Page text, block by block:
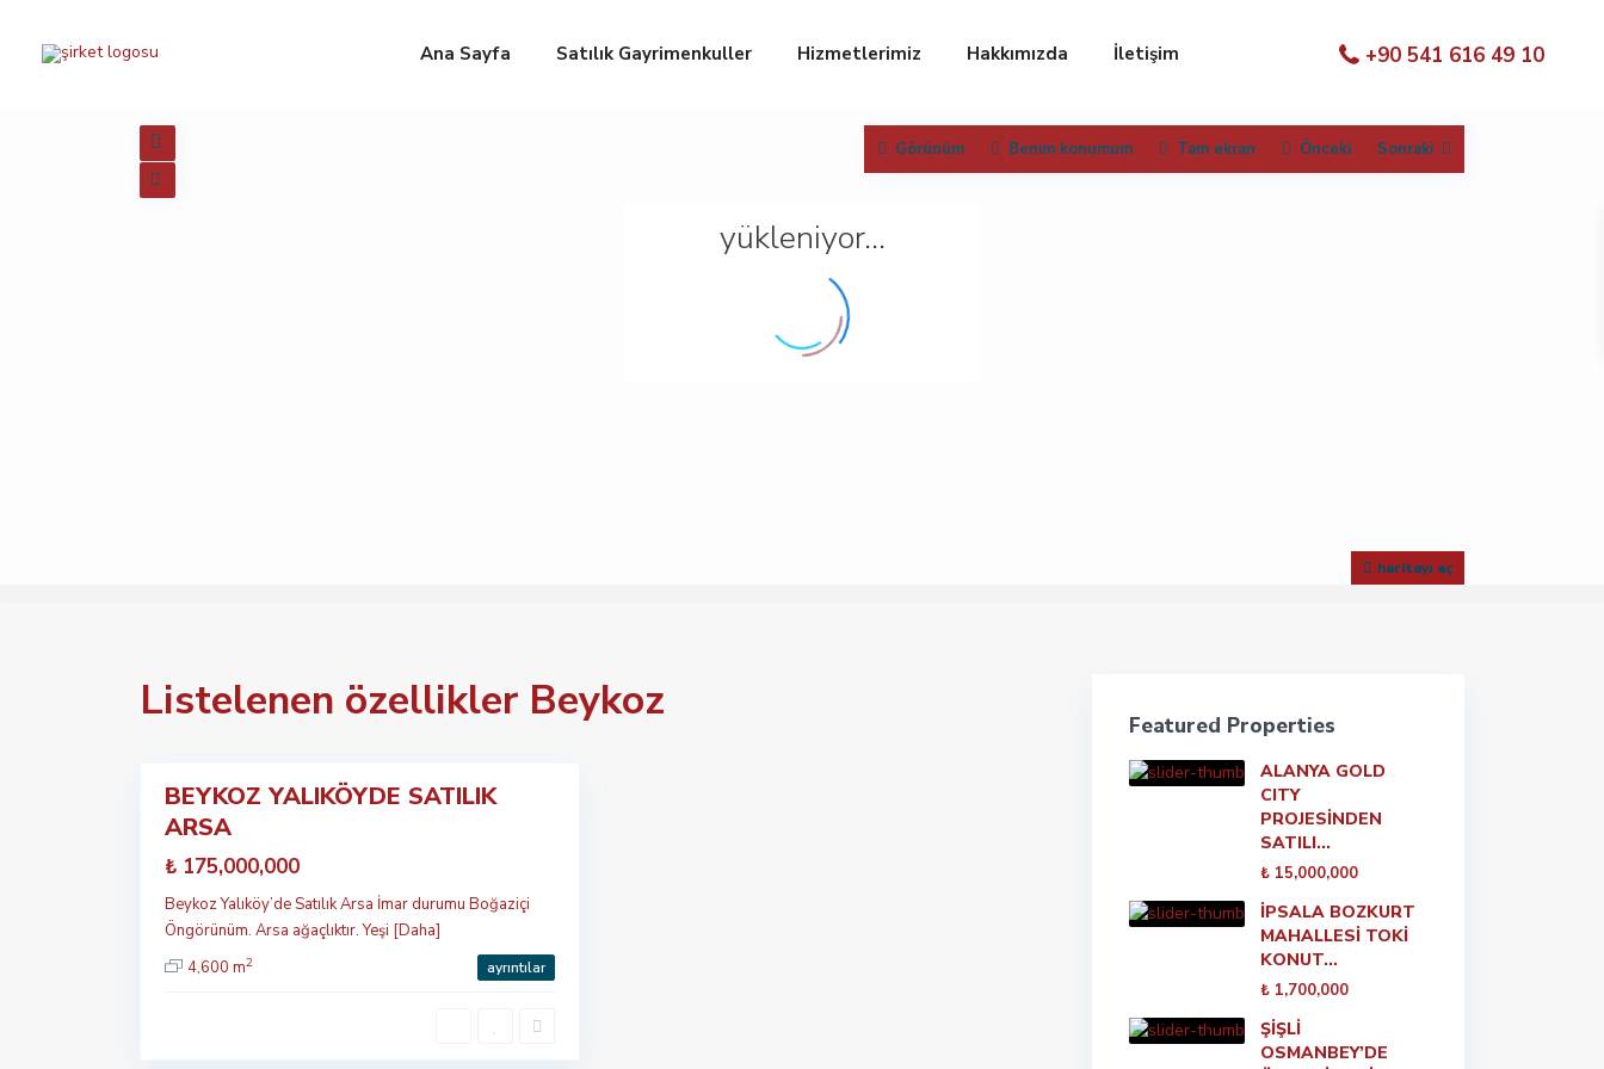
+90 541 616 49 10
Ana Sayfa Satılık Gayrimenkuller Hizmetlerimiz Hakkımızda İletişim
yükleniyor...
haritayı aç
Görünüm Benim konumum Tam ekran Önceki Sonraki
Listelenen özellikler Beykoz
e
y
k
Öne
çıkan
BEYKOZ YALIKÖYDE SATILIK
ARSA
₺ 175,000,000
Beykoz Yalıköy’de Satılık Arsa İmar durumu Boğaziçi
Öngörünüm. Arsa ağaçlıktır. Yeşi [Daha]
4,600 m2 ayrıntılar
Featured Properties
ALANYA GOLD
CITY
PROJESİNDEN
SATILI...
₺ 15,000,000
İPSALA BOZKURT
MAHALLESİ TOKİ
KONUT...
₺ 1,700,000
ŞİŞLİ
OSMANBEY’DE